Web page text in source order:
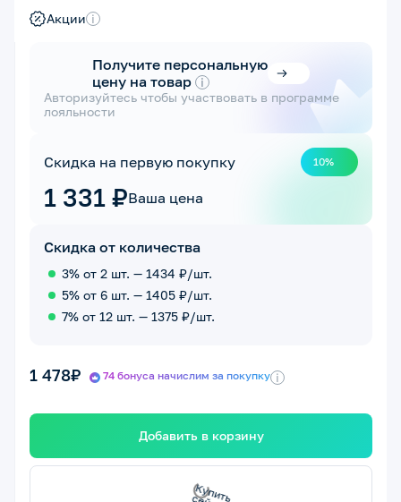
Акции i
Получите персональную
цену на товар i
Авторизуйтесь чтобы участвовать в программе
лояльности
Скидка на первую покупку 10%
1 331 ₽Ваша цена
Скидка от количества
3% от 2 шт. — 1434 ₽/шт.
5% от 6 шт. — 1405 ₽/шт.
7% от 12 шт. — 1375 ₽/шт.
1 478₽ 74 бонуса начислим за покупку i
Добавить в корзину
К
у
п
и
т
ь
с
е
й
ч
а
с